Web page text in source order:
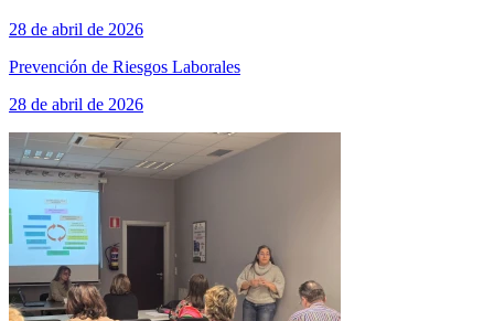
28 de abril de 2026
Prevención de Riesgos Laborales
28 de abril de 2026